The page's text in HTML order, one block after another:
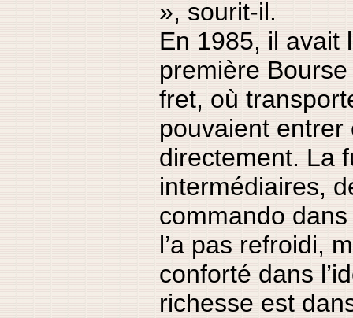
», sourit-il.
En 1985, il avait
première
fret, où
pouvaient entrer
directement. La
intermédiaires,
commando
l’a pas refroidi,
conforté dans
richesse est